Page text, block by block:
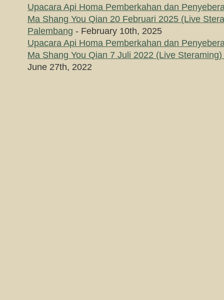
Upacara Api Homa Pemberkahan dan
Ma Shang You Qian 20 Februari 2025 (Live
Palembang - February 10th, 2025
Upacara Api Homa Pemberkahan dan
Ma Shang You Qian 7 Juli 2022 (Live
June 27th, 2022